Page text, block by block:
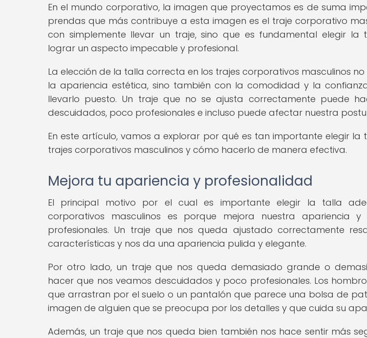
En el mundo corporativo, la imagen que proyectamos es de suma
prendas que más contribuye a esta imagen es el traje corporativo
con simplemente llevar un traje, sino que es fundamental elegir
lograr un aspecto impecable y profesional.
La elección de la talla correcta en los trajes corporativos masculinos
la apariencia estética, sino también con la comodidad y la
llevarlo puesto. Un traje que no se ajusta correctamente puede
descuidados, poco profesionales e incluso puede afectar nuestra
En este artículo, vamos a explorar por qué es tan importante elegir
trajes corporativos masculinos y cómo hacerlo de manera efectiva.
Mejora tu apariencia y profesionalidad
El principal motivo por el cual es importante elegir la talla
corporativos masculinos es porque mejora nuestra apariencia
profesionales. Un traje que nos queda ajustado correctamente
características y nos da una apariencia pulida y elegante.
Por otro lado, un traje que nos queda demasiado grande o
hacer que nos veamos descuidados y poco profesionales. Los
que arrastran por el suelo o un pantalón que parece una bolsa de
imagen de alguien que se preocupa por los detalles y que cuida su
Además, un traje que nos queda bien también nos hace sentir más